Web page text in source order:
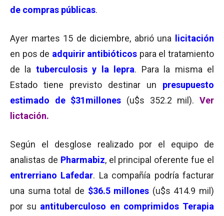
de compras públicas.
Ayer martes 15 de diciembre, abrió una
licitación
en pos de adquirir antibióticos para el tratamiento
de la tuberculosis y la lepra. Para la misma el
Estado tiene previsto destinar un presupuesto
estimado de $31millones (u$s 352.2 mil).Ver
lictación.
Según el desglose realizado por el equipo de
analistas de Pharmabiz, el principal oferente fue el
entrerriano Lafedar. La compañía podría facturar
una suma total de $36.5 millones (u$s 414.9 mil)
por su antituberculoso en comprimidos Terapia